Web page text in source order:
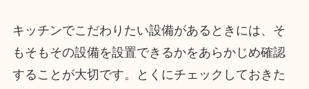
キッチンでこだわりたい設備があるときには、そ
もそもその設備を設置できるかをあらかじめ確認
することが大切です。とくにチェックしておきた